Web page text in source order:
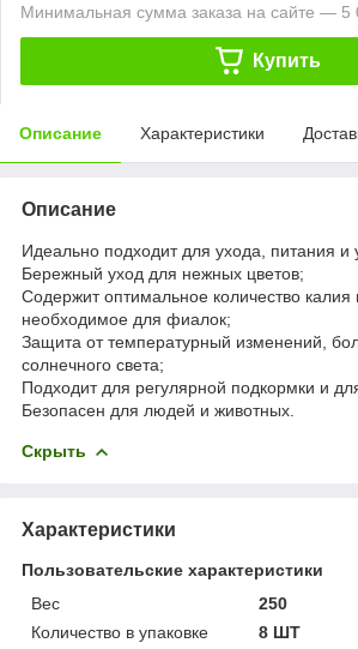
Минимальная сумма заказа на сайте — 5
Купить
Описание Характеристики
Описание
Идеально подходит для ухода, питания и
Бережный уход для нежных цветов;
Содержит оптимальное количество
необходимое для фиалок;
Защита от температурный изменений,
солнечного света;
Подходит для регулярной подкормки и
Безопасен для людей и животных.
Скрыть
Характеристики
Пользовательские характеристики
Вес
250
Количество в упаковке
8 ШТ